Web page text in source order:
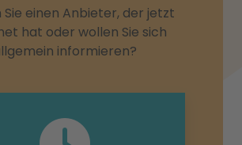
Sie einen Anbieter, der jetzt
hat oder wollen Sie sich
informieren?